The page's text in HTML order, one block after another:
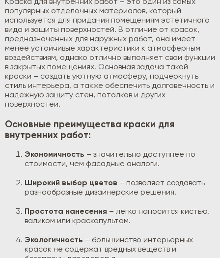
Краска для внутренних работ – это один из самых
популярных отделочных материалов, который
используется для придания помещениям эстетичного
вида и защиты поверхностей. В отличие от красок,
предназначенных для наружных работ, она имеет
менее устойчивые характеристики к атмосферным
воздействиям, однако отлично выполняет свои функции
в закрытых помещениях. Основная задача такой
краски – создать уютную атмосферу, подчеркнуть
стиль интерьера, а также обеспечить долговечность и
надежную защиту стен, потолков и других
поверхностей.
Основные преимущества краски для
внутренних работ:
Экономичность – значительно доступнее по
стоимости, чем фасадные аналоги.
Широкий выбор цветов – позволяет создавать
разнообразные дизайнерские решения.
Простота нанесения – легко наносится кистью,
валиком или краскопультом.
Экологичность – большинство интерьерных
красок не содержат вредных веществ и